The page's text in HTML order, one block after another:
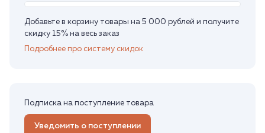
Добавьте в корзину товары на 5 000 рублей и получите
скидку 15% на весь заказ
Подробнее про систему скидок
Подписка на поступление товара
Уведомить о поступлении